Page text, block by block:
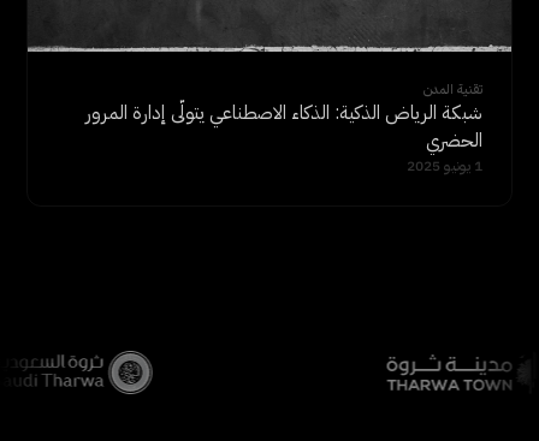
تقنية المدن
شبكة الرياض الذكية: الذكاء الاصطناعي يتولّى إدارة المرور
الحضري
1 يونيو 2025